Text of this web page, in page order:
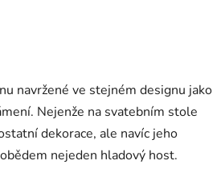
navržené ve stejném designu jako
Nejenže na svatebním stole
dekorace, ale navíc jeho
nejeden hladový host.